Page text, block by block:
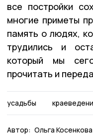
все постройки
многие приметы
память о людях,
трудились и
который мы
прочитать и
усадьбы
Автор: Ольга Косенкова